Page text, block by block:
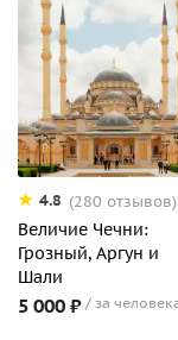
4.8 (280 отзывов)
Величие Чечни:
Грозный, Аргун и
Шали
5 000 ₽ за